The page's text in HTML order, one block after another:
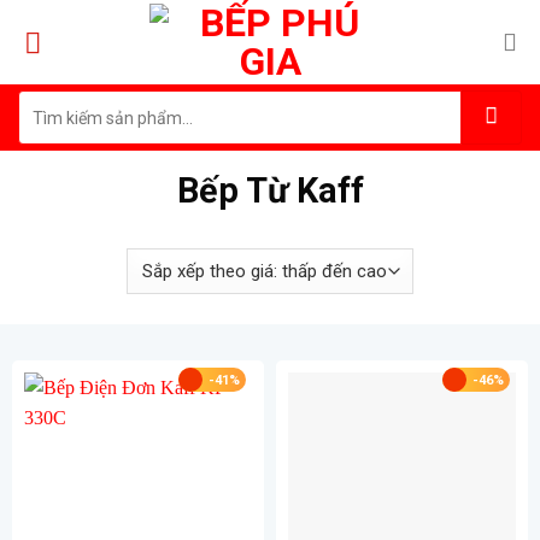
kiếm:
Bếp Từ Kaff
-41% -46%